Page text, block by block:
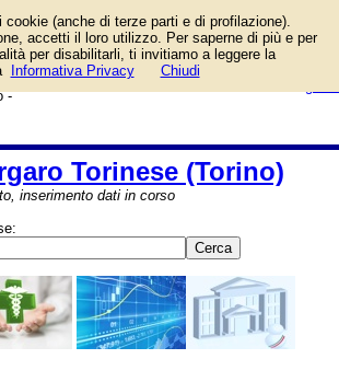
e dei fornitori di servizi e prodotti.
Offerte speciali e notizie di
e
alla città di
-
Torinese (Torino)
inserimento dati in corso
(anche di terze parti e di profilazione).
accetti il loro utilizzo. Per saperne di più e per
per disabilitarli, ti invitiamo a leggere la
Informativa Privacy Chiudi